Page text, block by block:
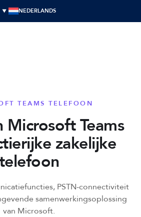
NEDERLANDS
TEAMS TELEFOON
Microsoft Teams
zakelijke
PSTN-connectiviteit
samenwerkingsoplossing
van Microsoft.